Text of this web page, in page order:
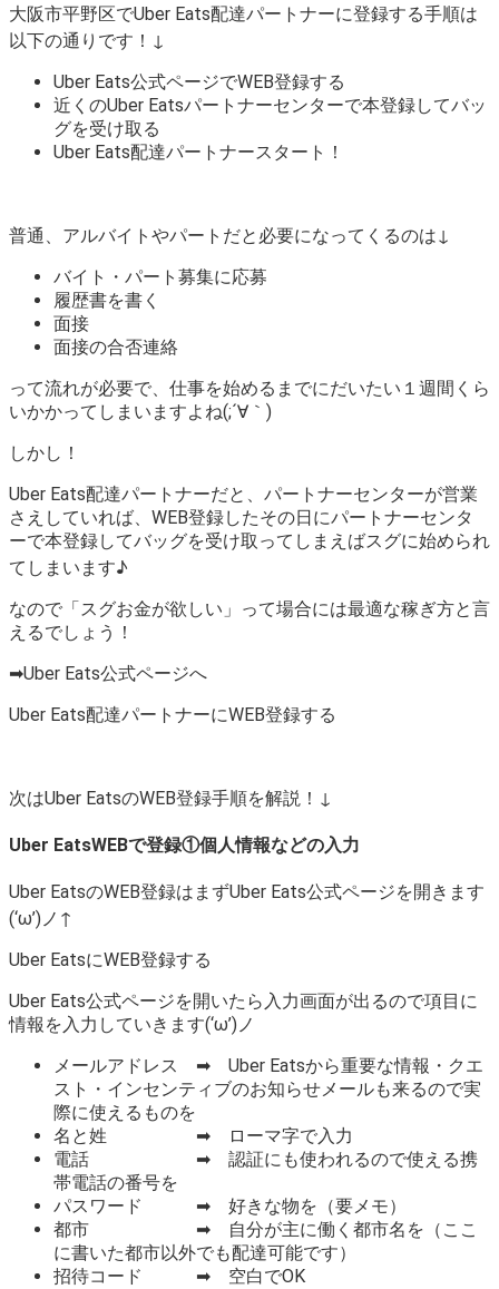
大阪市平野区でUber Eats配達パートナーに登録する手順は
以下の通りです！↓
Uber Eats公式ページでWEB登録する
近くのUber Eatsパートナーセンターで本登録してバッ
グを受け取る
Uber Eats配達パートナースタート！
普通、アルバイトやパートだと必要になってくるのは↓
バイト・パート募集に応募
履歴書を書く
面接
面接の合否連絡
って流れが必要で、仕事を始めるまでにだいたい１週間くら
いかかってしまいますよね(;´∀｀)
しかし！
Uber Eats配達パートナーだと、パートナーセンターが営業
さえしていれば、WEB登録したその日にパートナーセンタ
ーで本登録してバッグを受け取ってしまえばスグに始められ
てしまいます♪
なので「スグお金が欲しい」って場合には最適な稼ぎ方と言
えるでしょう！
➡Uber Eats公式ページへ
Uber Eats配達パートナーにWEB登録する
次はUber EatsのWEB登録手順を解説！↓
Uber EatsWEBで登録①個人情報などの入力
Uber EatsのWEB登録はまずUber Eats公式ページを開きます
(‘ω’)ノ↑
Uber EatsにWEB登録する
Uber Eats公式ページを開いたら入力画面が出るので項目に
情報を入力していきます(‘ω’)ノ
メールアドレス ➡ Uber Eatsから重要な情報・クエ
スト・インセンティブのお知らせメールも来るので実
際に使えるものを
名と姓 ➡ ローマ字で入力
電話 ➡ 認証にも使われるので使える携
帯電話の番号を
パスワード ➡ 好きな物を（要メモ）
都市 ➡ 自分が主に働く都市名を（ここ
に書いた都市以外でも配達可能です）
招待コード ➡ 空白でOK